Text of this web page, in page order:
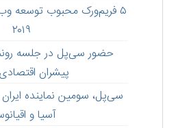
۵ فریم‌ورک محبوب
۲۰۱۹
حضور سی‌پل در جلسه
پیشران
سی‌پل، سومین نماینده
آسیا و